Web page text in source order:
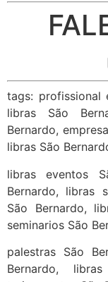
tags: profissional
libras São
Bernardo,
libras São
libras eventos
Bernardo, libras
São Bernardo,
seminarios São
palestras São
Bernardo,